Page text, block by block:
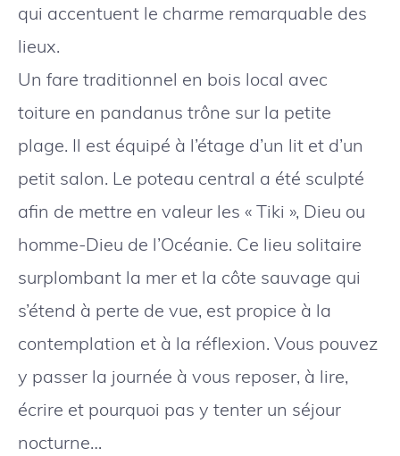
qui accentuent le charme remarquable des
lieux.
Un fare traditionnel en bois local avec
toiture en pandanus trône sur la petite
plage. Il est équipé à l’étage d’un lit et d’un
petit salon. Le poteau central a été sculpté
afin de mettre en valeur les « Tiki », Dieu ou
homme-Dieu de l’Océanie. Ce lieu solitaire
surplombant la mer et la côte sauvage qui
s’étend à perte de vue, est propice à la
contemplation et à la réflexion. Vous pouvez
y passer la journée à vous reposer, à lire,
écrire et pourquoi pas y tenter un séjour
nocturne…